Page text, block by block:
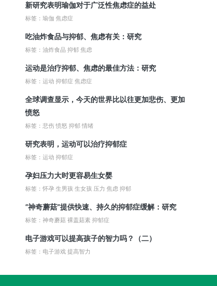
新研究表明瑜伽对于广泛性焦虑症的益处
标签：瑜伽 焦虑症
吃油炸食品与抑郁、焦虑有关：研究
标签：油炸食品 抑郁 焦虑
运动是治疗抑郁、焦虑的最佳方法：研究
标签：运动 抑郁症 焦虑症
全球调查显示，今天的世界比以往更加悲伤、更加
愤怒
标签：悲伤 愤怒 抑郁 情绪
研究表明，运动可以治疗抑郁症
标签：运动 抑郁症
孕妇压力大时更容易生女婴
标签：怀孕 生男孩 生女孩 压力 焦虑 抑郁
“神奇蘑菇”提供快速、持久的抑郁症缓解：研究
标签：神奇蘑菇 裸盖菇素 抑郁症
电子游戏可以提高孩子的智力吗？（二）
标签：电子游戏 提高智力